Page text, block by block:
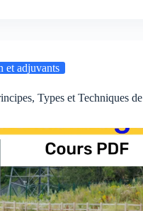
et adjuvants
Types et Techniques de